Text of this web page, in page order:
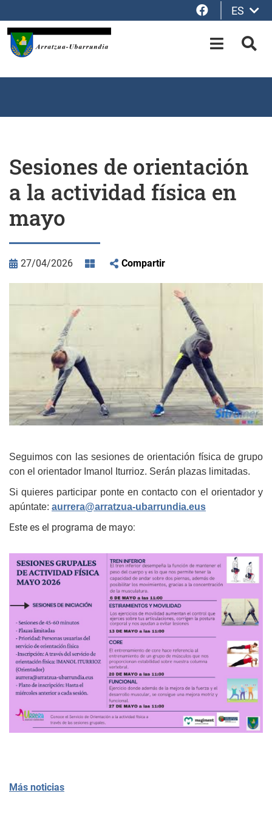
Facebook
ES
OPEN-
Sesiones de orientación
a la actividad física en
mayo
27/04/2026 Compartir
Seguimos con las sesiones de orientación física de grupo
con el orientador Imanol Iturrioz. Serán plazas limitadas.
Si quieres participar ponte en contacto con el orientador y
apúntate: aurrera@arratzua-ubarrundia.eus
Este es el programa de mayo:
Más noticias